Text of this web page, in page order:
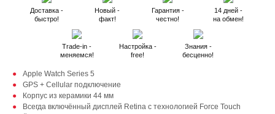
Доставка -
быстро!
Новый -
факт!
Гарантия -
честно!
14 дней -
на обмен!
Trade-in -
меняемся!
Настройка -
free!
Знания -
бесценно!
Apple Watch Series 5
GPS + Cellular подключение
Корпус из керамики 44 мм
Всегда включённый дисплей Retina с технологией Force Touch